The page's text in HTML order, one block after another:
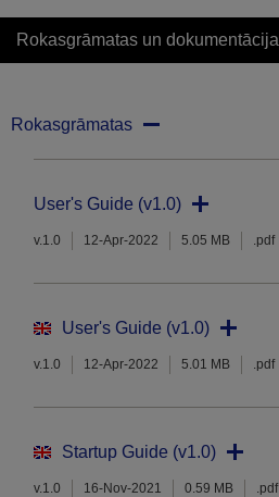
Rokasgrāmatas un dokumentācija
Rokasgrāmatas
User's Guide (v1.0)
v.1.0 12-Apr-2022 5.05 MB .pdf
User's Guide (v1.0)
v.1.0 12-Apr-2022 5.01 MB .pdf
Startup Guide (v1.0)
v.1.0 16-Nov-2021 0.59 MB .pdf